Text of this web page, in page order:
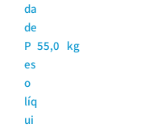
da
de
P
es
o
líq
ui
55,0 kg